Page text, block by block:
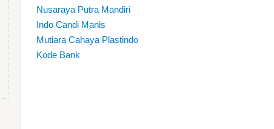
Nusaraya Putra Mandiri
Indo Candi Manis
Mutiara Cahaya Plastindo
Kode Bank